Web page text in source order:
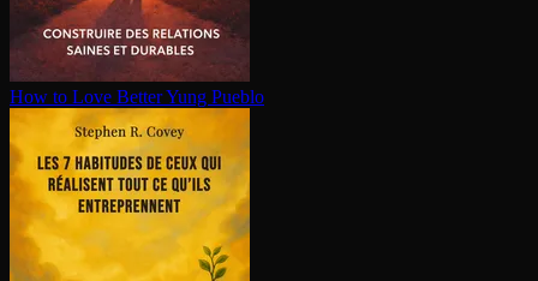
How to Love BetterYung Pueblo